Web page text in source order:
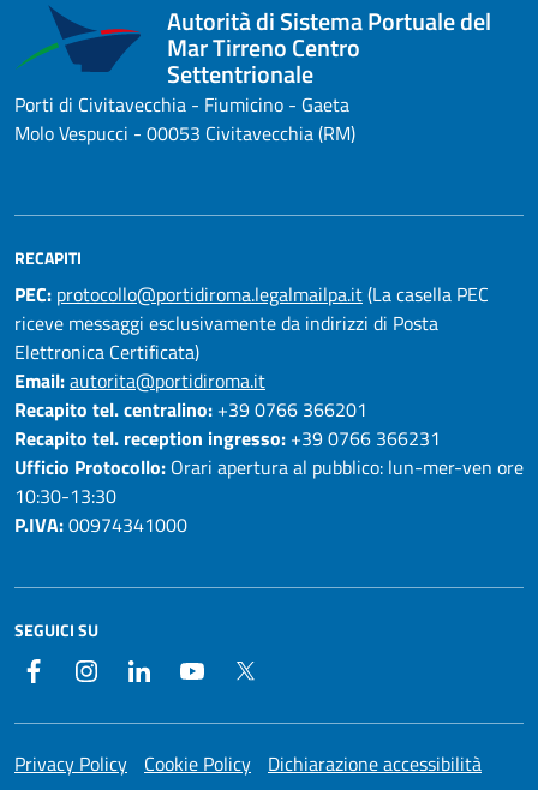
Autorità di Sistema Portuale del
Mar Tirreno Centro
Settentrionale
Porti di Civitavecchia - Fiumicino - Gaeta
Molo Vespucci - 00053 Civitavecchia (RM)
RECAPITI
PEC: protocollo@portidiroma.legalmailpa.it(La casella PEC
riceve messaggi esclusivamente da indirizzi di Posta
Elettronica Certificata)
Email:autorita@portidiroma.it
Recapito tel. centralino: +39 0766 366201
Recapito tel. reception ingresso: +39 0766 366231
Ufficio Protocollo: Orari apertura al pubblico: lun-mer-ven ore
10:30-13:30
P.IVA:00974341000
SEGUICI SU
Facebook InstagramLinkedIn YouTube
Privacy Policy Cookie Policy Dichiarazione accessibilità